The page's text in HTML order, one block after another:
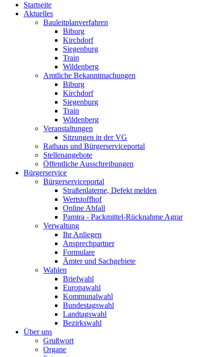
Startseite
Aktuelles
Bauleitplanverfahren
Biburg
Kirchdorf
Siegenburg
Train
Wildenberg
Amtliche Bekanntmachungen
Biburg
Kirchdorf
Siegenburg
Train
Wildenberg
Veranstaltungen
Sitzungen in der VG
Rathaus und Bürgerserviceportal
Stellenangebote
Öffentliche Ausschreibungen
Bürgerservice
Bürgerserviceportal
Straßenlaterne, Defekt melden
Wertstoffhof
Online Abfall
Pamira - Packmittel-Rücknahme Agrar
Verwaltung
Ihr Anliegen
Ansprechpartner
Formulare
Ämter und Sachgebiete
Wahlen
Briefwahl
Europawahl
Kommunalwahl
Bundestagswahl
Landtagswahl
Bezirkswahl
Über uns
Grußwort
Organe